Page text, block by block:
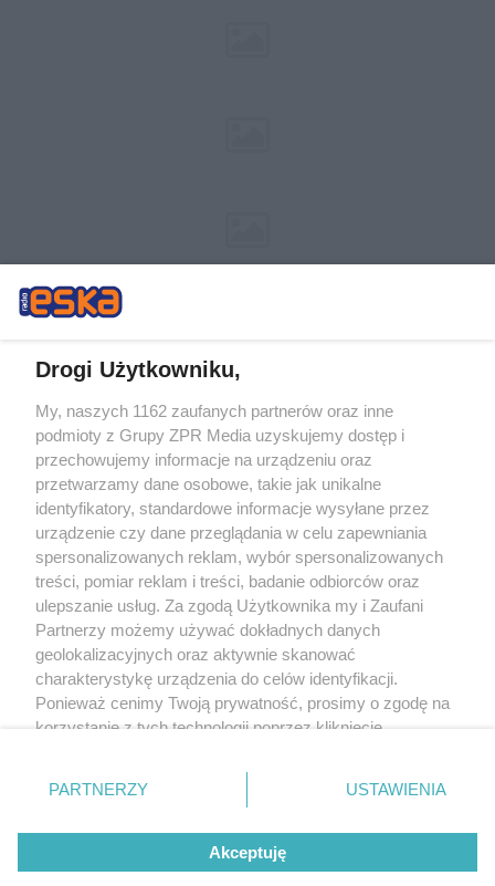
Żaden utwór zamieszczony w serwisie nie może być powielany i
rozpowszechniany lub dalej rozpowszechniany w jakikolwiek sposób (w
tym także elektroniczny lub mechaniczny) na jakimkolwiek polu
eksploatacji w jakiejkolwiek formie, włącznie z umieszczaniem w Internecie
bez pisemnej zgody właściciela praw. Jakiekolwiek użycie lub
wykorzystanie utworów w całości lub w części z naruszeniem prawa, tzn.
bez właściwej zgody, jest zabronione pod groźbą kary i może być ścigane
prawnie.
O nas
Drogi Użytkowniku,
My, naszych 1162 zaufanych partnerów oraz inne
podmioty z Grupy ZPR Media uzyskujemy dostęp i
przechowujemy informacje na urządzeniu oraz
przetwarzamy dane osobowe, takie jak unikalne
identyfikatory, standardowe informacje wysyłane przez
urządzenie czy dane przeglądania w celu zapewniania
spersonalizowanych reklam, wybór spersonalizowanych
treści, pomiar reklam i treści, badanie odbiorców oraz
ulepszanie usług. Za zgodą Użytkownika my i Zaufani
Partnerzy możemy używać dokładnych danych
geolokalizacyjnych oraz aktywnie skanować
charakterystykę urządzenia do celów identyfikacji.
Ponieważ cenimy Twoją prywatność, prosimy o zgodę na
korzystanie z tych technologii poprzez kliknięcie
zmienić/wycofać klikając przycisk ustawień prywatności
znajdujący się w lewym dolnym rogu strony
rodzaje przetwarzania danych nie wymagają zgody
użytkownika, ale masz prawo sprzeciwić się takiemu
przetwarzaniu. Preferencje będą miały zastosowanie tylko
PARTNERZY USTAWIENIA
Akceptuję